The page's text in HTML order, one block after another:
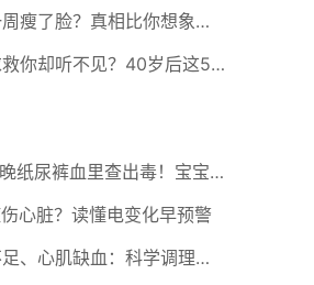
戒碳水一周瘦了脸？真相比你想象的更扎心：水肿脸才是元凶！
身体在求救你却听不见？40岁后这5个信号再忍就晚了！
记者穿一晚纸尿裤血里查出毒！宝宝血液浓度竟是成人的5倍？
心脏？读懂电变化早预警
脑供血不足、心肌缺血：科学调理全攻略